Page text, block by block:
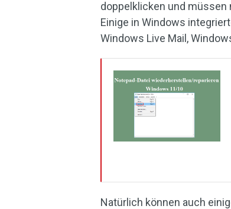
doppelklicken und
Einige in Windows
Windows Live Mail,
Natürlich können auch